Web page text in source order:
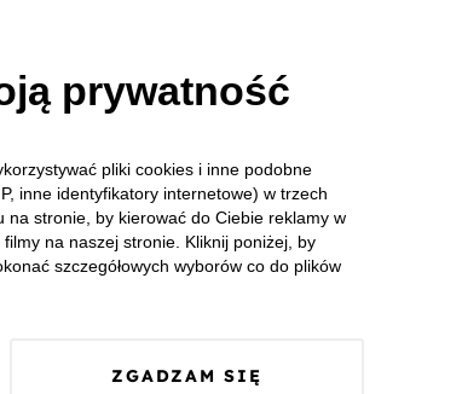
Beef stroganoff
prywatność
pliki cookies i inne podobne
inne identyfikatory internetowe) w trzech
na stronie, by kierować do Ciebie reklamy w
na naszej stronie. Kliknij poniżej, by
szczegółowych wyborów co do plików
ZGADZAM SIĘ